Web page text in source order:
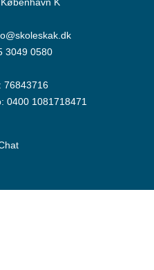
K
3049 0580
76843716
0400 1081718471